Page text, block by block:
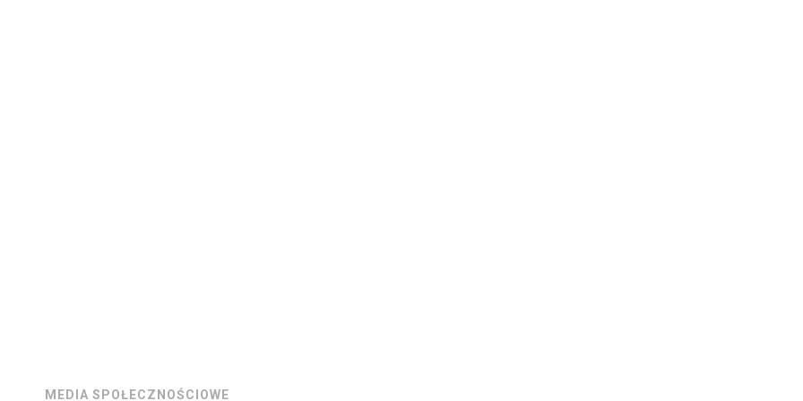
MEDIA SPOŁECZNOŚCIOWE